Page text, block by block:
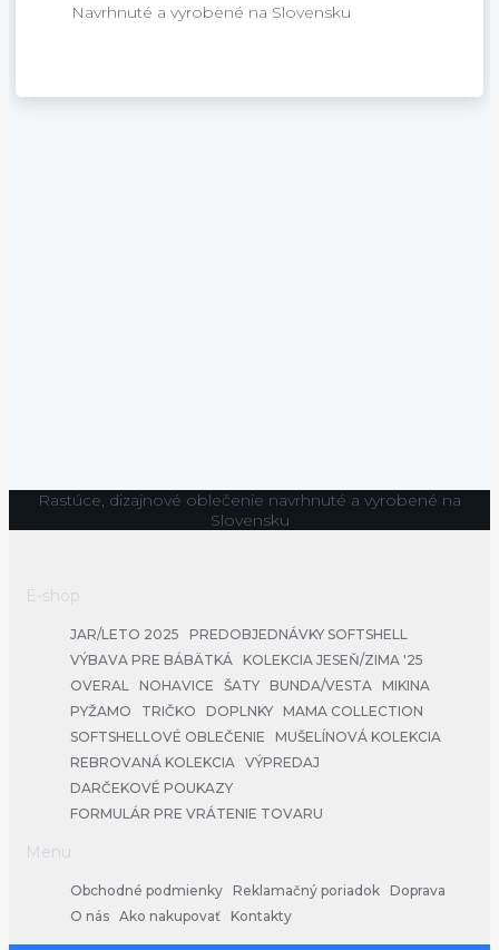
Navrhnuté a vyrobené na Slovensku
Rastúce, dizajnové oblečenie navrhnuté a vyrobené na
Slovensku
E-shop
JAR/LETO 2025
PREDOBJEDNÁVKY SOFTSHELL
VÝBAVA PRE BÁBÄTKÁ
KOLEKCIA JESEŇ/ZIMA '25
OVERAL
NOHAVICE ŠATY BUNDA/VESTA
MIKINA
PYŽAMO
TRIČKO DOPLNKY
MAMA COLLECTION
SOFTSHELLOVÉ OBLEČENIE
MUŠELÍNOVÁ KOLEKCIA
REBROVANÁ KOLEKCIA VÝPREDAJ
DARČEKOVÉ POUKAZY
FORMULÁR PRE VRÁTENIE TOVARU
Menu
Obchodné podmienky Reklamačný poriadok
Doprava
O nás Ako nakupovať Kontakty